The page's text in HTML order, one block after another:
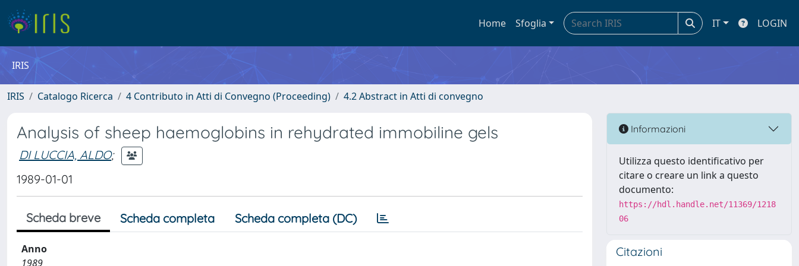
Home Sfoglia IT LOGIN
IRIS
IRIS Catalogo Ricerca 4 Contributo in Atti di Convegno (Proceeding) 4.2 Abstract in Atti di convegno
Analysis of sheep haemoglobins in rehydrated immobiline gels
DI LUCCIA, ALDO;
1989-01-01
Scheda breve Scheda completa Scheda completa (DC)
Anno
1989
Informazioni
Utilizza questo identificativo per
citare o creare un link a questo
documento:
https://hdl.handle.net/11369/1218
06
Citazioni